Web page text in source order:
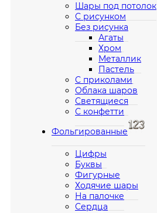
Шары под потолок
С рисунком
Без рисунка
Агаты
Хром
Металлик
Пастель
С приколами
Облака шаров
Светящиеся
С конфетти
Фольгированные
Цифры
Буквы
Фигурные
Ходячие шары
На палочке
Сердца